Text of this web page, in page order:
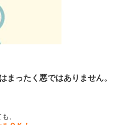
まったく悪ではありません。
、